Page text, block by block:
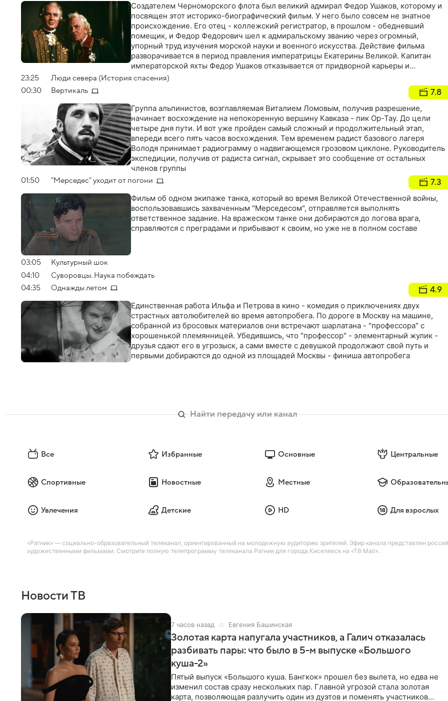
Создателем Черноморского флота был великий адмирал Федор Ушаков, которому и
посвящен этот историко-биографический фильм. У него было совсем не знатное
происхождение. Его отец - коллежский регистратор, в прошлом - обедневший
помещик, и Федор Федорович шел к адмиральскому званию через огромный,
упорный труд изучения морской науки и военного искусства. Действие фильма
разворачивается в период правления императрицы Екатерины Великой. Капитан
императорской яхты Федор Ушаков отказывается от придворной карьеры и
испрашивает у государыни направления на строящийся Черноморский флот. С
небольшим отрядом матросов и мастеровых он прибывает в Херсон на корабельные
верфи. В это время на южных рубежах России свирепствует холера, среди рабочих
зреет бунт
23:25
Люди севера (История спасения)
00:30
Вертикаль 7.8
Группа альпинистов, возглавляемая Виталием Ломовым, получив разрешение,
начинает восхождение на непокоренную вершину Кавказа - пик Ор-Тау. До цели
четыре дня пути. И вот уже пройден самый сложный и продолжительный этап,
впереди всего пять часов восхождения. Тем временем радист базового лагеря
Володя принимает радиограмму о надвигающемся грозовом циклоне. Руководитель
экспедиции, получив от радиста сигнал, скрывает это сообщение от остальных
членов группы
01:50 "Мерседес" уходит от погони 7.3
Фильм об одном экипаже танка, который во время Великой Отечественной войны,
воспользовавшись захваченным "Мерседесом", отправляется выполнять
ответственное задание. На вражеском танке они добираются до логова врага,
справляются с преградами и прибывают к своим, но уже не в полном составе
03:05
Культурный шок
04:10
Суворовцы. Наука побеждать
04:35
Однажды летом 4.9
Единственная работа Ильфа и Петрова в кино - комедия о приключениях двух
страстных автолюбителей во время автопробега. По дороге в Москву на машине,
собранной из бросовых материалов они встречают шарлатана - "профессора" с
хорошенькой племянницей. Убедившись, что "профессор" - элементарный жулик -
друзья сдают его в угрозыск, а сами вместе с девушкой продолжают свой путь и
первыми добираются до одной из площадей Москвы - финиша автопробега
Все Избранные Основные Центральные
Спортивные Новостные Местные
Увлечения Детские HD Для взрослых
«Ратник» — социально-образовательный телеканал, ориентированный на молодежную аудиторию зрителей. Эфир канала представлен
художественными фильмами. Смотрите полную телепрограмму телеканала Ратник для города Киселевск на «ТВ Mail».
Новости ТВ
7 часов назад Евгения Башинская
Золотая карта напугала участников, а Галич отказалась
разбивать пары: что было в 5-м выпуске «Большого
куша-2»
Пятый выпуск «Большого куша. Бангкок» прошел без вылета, но едва не
изменил состав сразу нескольких пар. Главной угрозой стала золотая
карта, позволяющая разлучить один из дуэтов и поменять участников